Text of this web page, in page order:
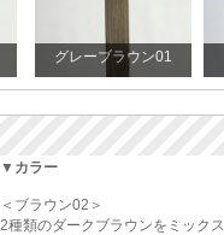
グレーブラウン01
▼カラー
＜ブラウン02＞
2種類のダークブラウンをミックス